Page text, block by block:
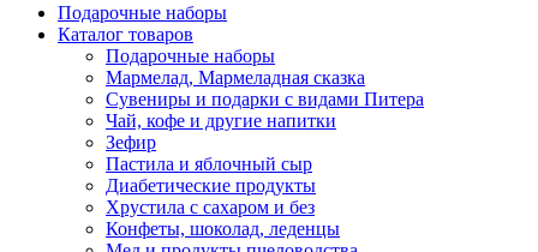
Подарочные наборы
Каталог товаров
Подарочные наборы
Мармелад, Мармеладная сказка
Сувениры и подарки с видами Питера
Чай, кофе и другие напитки
Зефир
Пастила и яблочный сыр
Диабетические продукты
Хрустила с сахаром и без
Конфеты, шоколад, леденцы